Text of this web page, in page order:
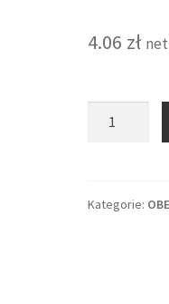
4.06 zł
22
Kategorie: